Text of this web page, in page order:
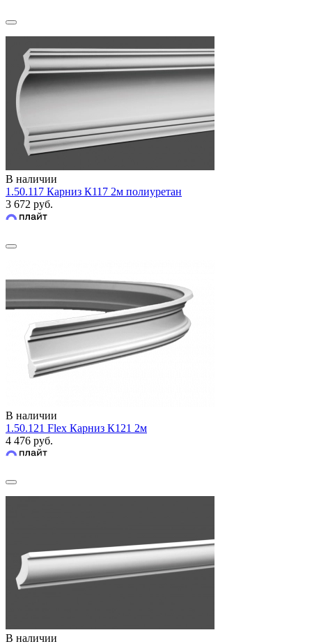
В наличии
1.50.117 Карниз К117 2м полиуретан
3 672 руб.
В наличии
1.50.121 Flex Карниз К121 2м
4 476 руб.
В наличии